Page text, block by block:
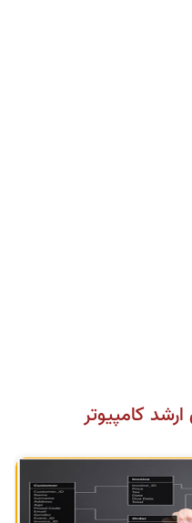
کامپیوتر